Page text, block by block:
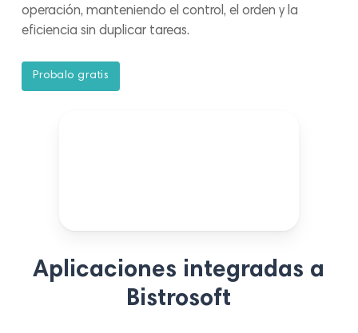
operación, manteniendo el control, el orden y la
eficiencia sin duplicar tareas.
Probalo gratis
Aplicaciones integradas a
Bistrosoft